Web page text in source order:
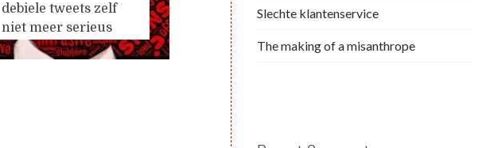
debiele tweets zelf
niet meer serieus
neem, een
Slechte klantenservice
The making of a misanthrope